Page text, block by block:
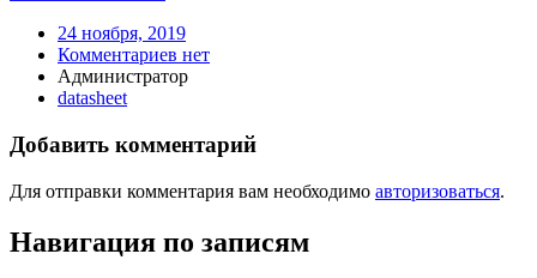
24 ноября, 2019
Комментариев нет
Администратор
datasheet
Добавить комментарий
Для отправки комментария вам необходимо авторизоваться.
Навигация по записям